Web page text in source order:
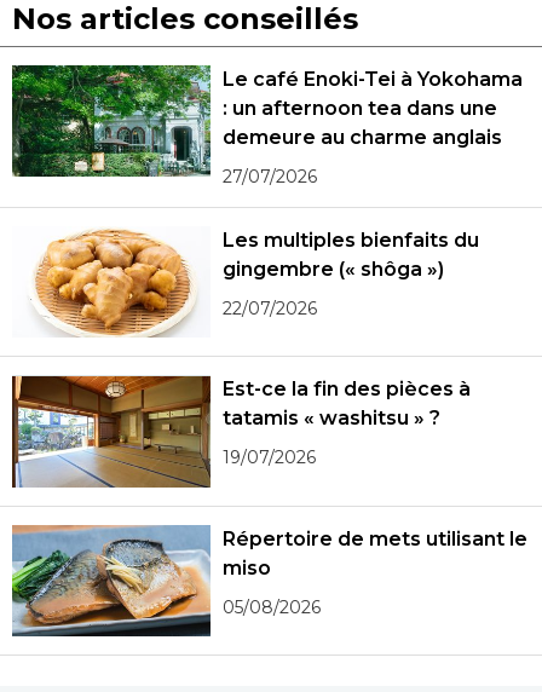
Nos articles conseillés
Le café Enoki-Tei à Yokohama
: un afternoon tea dans une
demeure au charme anglais
27/07/2026
Les multiples bienfaits du
gingembre (« shôga »)
22/07/2026
Est-ce la fin des pièces à
tatamis « washitsu » ?
19/07/2026
Répertoire de mets utilisant le
miso
05/08/2026